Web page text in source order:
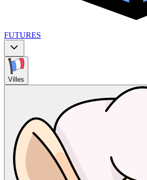
FUTURES
Villes